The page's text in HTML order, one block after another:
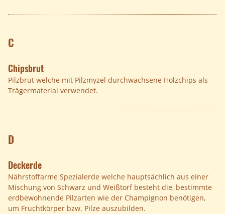
C
Chipsbrut
Pilzbrut welche mit Pilzmyzel durchwachsene Holzchips als
Trägermaterial verwendet.
D
Deckerde
Nährstoffarme Spezialerde welche hauptsächlich aus einer
Mischung von Schwarz und Weißtorf besteht die, bestimmte
erdbewohnende Pilzarten wie der Champignon benötigen,
um Fruchtkörper bzw. Pilze auszubilden.